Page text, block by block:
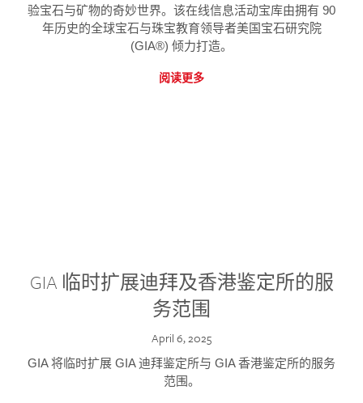
验宝石与矿物的奇妙世界。该在线信息活动宝库由拥有 90
年历史的全球宝石与珠宝教育领导者美国宝石研究院
(GIA®) 倾力打造。
阅读更多
GIA 临时扩展迪拜及香港鉴定所的服
务范围
April 6, 2025
GIA 将临时扩展 GIA 迪拜鉴定所与 GIA 香港鉴定所的服务
范围。